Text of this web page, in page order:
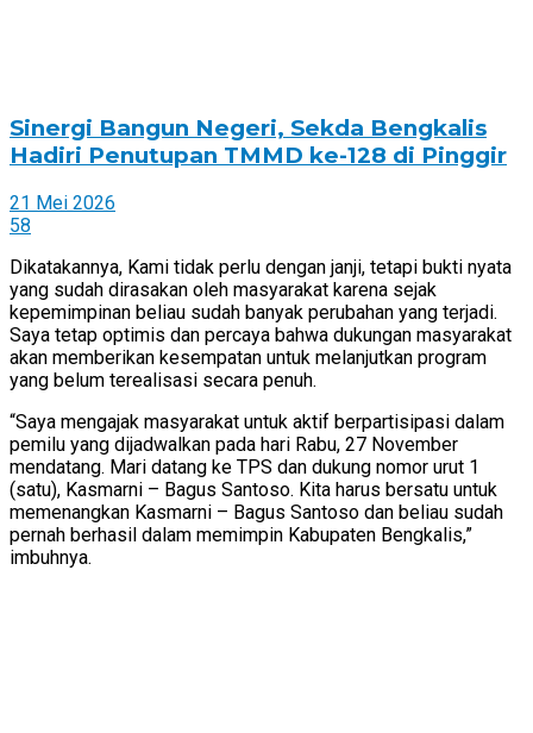
Sinergi Bangun Negeri, Sekda Bengkalis
Hadiri Penutupan TMMD ke-128 di Pinggir
21 Mei 2026
58
Dikatakannya, Kami tidak perlu dengan janji, tetapi bukti nyata
yang sudah dirasakan oleh masyarakat karena sejak
kepemimpinan beliau sudah banyak perubahan yang terjadi.
Saya tetap optimis dan percaya bahwa dukungan masyarakat
akan memberikan kesempatan untuk melanjutkan program
yang belum terealisasi secara penuh.
“Saya mengajak masyarakat untuk aktif berpartisipasi dalam
pemilu yang dijadwalkan pada hari Rabu, 27 November
mendatang. Mari datang ke TPS dan dukung nomor urut 1
(satu), Kasmarni – Bagus Santoso. Kita harus bersatu untuk
memenangkan Kasmarni – Bagus Santoso dan beliau sudah
pernah berhasil dalam memimpin Kabupaten Bengkalis,”
imbuhnya.